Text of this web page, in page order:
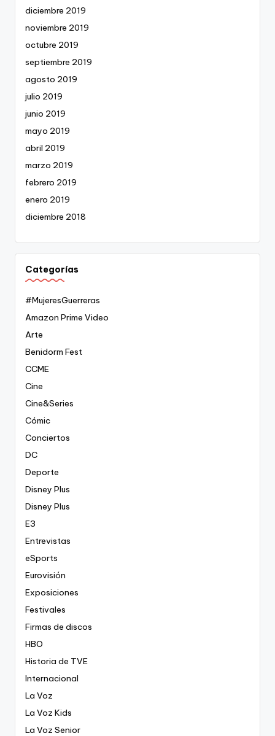
diciembre 2019
noviembre 2019
octubre 2019
septiembre 2019
agosto 2019
julio 2019
junio 2019
mayo 2019
abril 2019
marzo 2019
febrero 2019
enero 2019
diciembre 2018
Categorías
#MujeresGuerreras
Amazon Prime Video
Arte
Benidorm Fest
CCME
Cine
Cine&Series
Cómic
Conciertos
DC
Deporte
Disney Plus
Disney Plus
E3
Entrevistas
eSports
Eurovisión
Exposiciones
Festivales
Firmas de discos
HBO
Historia de TVE
Internacional
La Voz
La Voz Kids
La Voz Senior